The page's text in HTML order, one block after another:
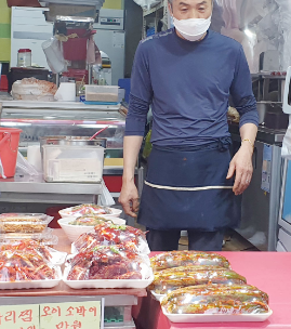
윤하네건어물
식품
032-468-6024
구월로276번길 29